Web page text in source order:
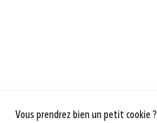
Vous prendrez bien un petit cookie ?